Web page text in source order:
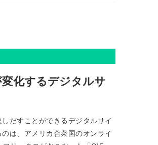
化するデジタルサ
だすことができるデジタルサイ
は、アメリカ合衆国のオンライ